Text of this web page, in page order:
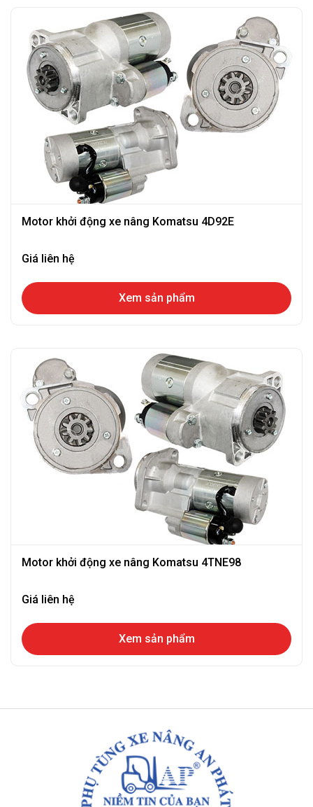
Motor khởi động xe nâng Komatsu 4D92E
Giá liên hệ
Xem sản phẩm
Motor khởi động xe nâng Komatsu 4TNE98
Giá liên hệ
Xem sản phẩm